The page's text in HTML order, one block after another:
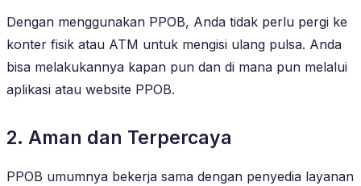
Dengan menggunakan PPOB, Anda tidak perlu pergi ke
konter fisik atau ATM untuk mengisi ulang pulsa. Anda
bisa melakukannya kapan pun dan di mana pun melalui
aplikasi atau website PPOB.
2. Aman dan Terpercaya
PPOB umumnya bekerja sama dengan penyedia layanan